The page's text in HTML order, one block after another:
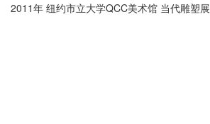
2011年 纽约市立大学QCC美术馆 当代雕塑展